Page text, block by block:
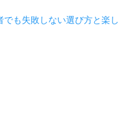
も失敗しない選び方と楽し